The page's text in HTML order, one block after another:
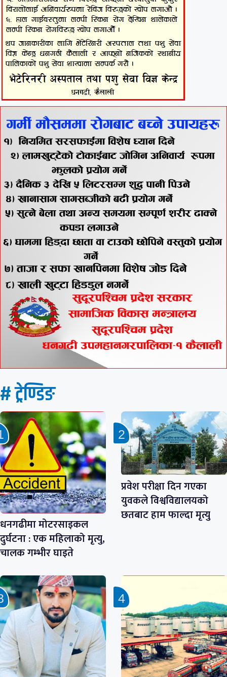
# ट्रेण्डिङ
धनगढीमा मोटरसाइकल
दुर्घटना : एक महिलाको मृत्यु,
चालक गम्भीर घाइते
प्रवेश परीक्षा दिन गएका
युवकले विश्वविद्यालयको
छतबाट हाम फाल्दा मृत्यु